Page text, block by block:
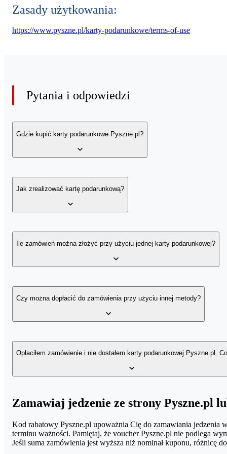
Zasady użytkowania:
https://www.pyszne.pl/karty-podarunkowe/terms-of-use
Pytania i odpowiedzi
Gdzie kupić karty podarunkowe Pyszne.pl?
Karty podarunkowe Pyszne.pl kupisz w sklepie oficjalnych
Jak zrealizować kartę podarunkową?
Aby użyć kodu rabatowego, dodaj zamówienie do koszyka na
zostanie odjęta od sumy zamówienia.
Ile zamówień można złożyć przy użyciu jednej karty podarunkowej?
W ramach płatności kartą podarunkową Pyszne.pl złożysz tyle
Czy można dopłacić do zamówienia przy użyciu innej metody?
Tak. Jeśli Twoja karta podarunkowa Pyszne.pl dla zamówienia ma
Opłaciłem zamówienie i nie dostałem karty podarunkowej Pyszne.pl.
Kartę podarunkową wysyłamy automatycznie po zaksięgowaniu
ofertami.
Zweryfikuj dodatkowo, czy podczas składania zamówienia na
Zamawiaj jedzenie ze strony Pyszne.pl
Kod rabatowy Pyszne.pl upoważnia Cię do zamawiania jedzenia
terminu ważności. Pamiętaj, że voucher Pyszne.pl nie podlega
Jeśli suma zamówienia jest wyższa niż nominał kuponu, różnicę